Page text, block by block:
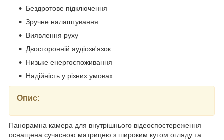
Бездротове підключення
Зручне налаштування
Виявлення руху
Двосторонній аудіозв'язок
Низьке енергоспоживання
Надійність у різних умовах
Опис:
Панорамна камера для внутрішнього відеоспостереження
оснащена сучасною матрицею з широким кутом огляду та